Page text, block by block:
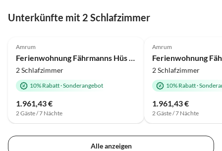
Unterkünfte mit 2 Schlafzimmer
Amrum
Ferienwohnung Fährmanns Hüs Wohnung Achterdeck
2 Schlafzimmer
10% Rabatt·Sonderangebot
1.961,43 €
2 Gäste / 7 Nächte
Amrum
2 Schlafzimmer
10% Rabatt·
1.961,43 €
2 Gäste / 7 Nächte
Alle anzeigen